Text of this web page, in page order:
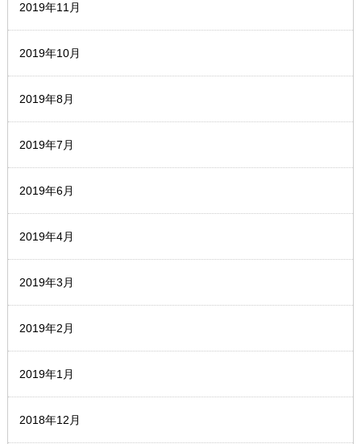
2019年11月
2019年10月
2019年8月
2019年7月
2019年6月
2019年4月
2019年3月
2019年2月
2019年1月
2018年12月